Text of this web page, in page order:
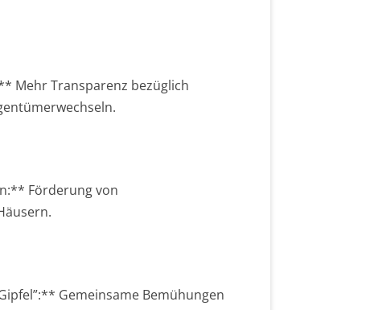
Mehr Transparenz bezüglich
Förderung von
Gemeinsame Bemühungen